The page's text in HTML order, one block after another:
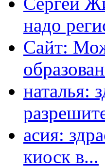
надо
Сайт:
наталья:
асия:
киоск в...